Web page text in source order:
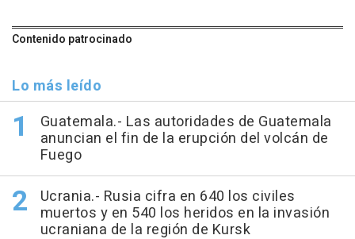
Contenido patrocinado
Lo más leído
Guatemala.- Las autoridades de Guatemala
anuncian el fin de la erupción del volcán de
Fuego
Ucrania.- Rusia cifra en 640 los civiles
muertos y en 540 los heridos en la invasión
ucraniana de la región de Kursk